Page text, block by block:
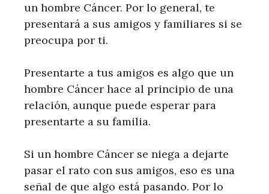
un hombre Cáncer. Por lo general, te
presentará a sus amigos y familiares si se
preocupa por ti.
Presentarte a tus amigos es algo que un
hombre Cáncer hace al principio de una
relación, aunque puede esperar para
presentarte a su familia.
Si un hombre Cáncer se niega a dejarte
pasar el rato con sus amigos, eso es una
señal de que algo está pasando. Por lo